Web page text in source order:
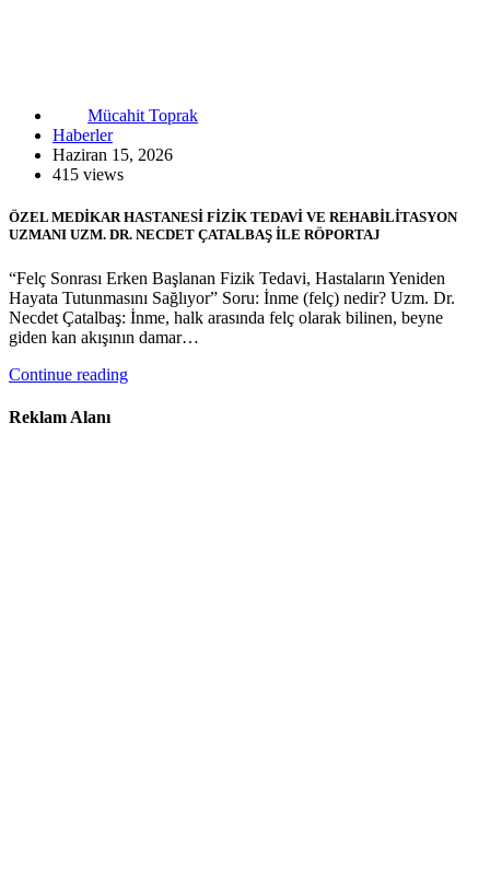
Mücahit Toprak
Haberler
Haziran 15, 2026
415 views
ÖZEL MEDİKAR HASTANESİ FİZİK TEDAVİ VE REHABİLİTASYON
UZMANI UZM. DR. NECDET ÇATALBAŞ İLE RÖPORTAJ
“Felç Sonrası Erken Başlanan Fizik Tedavi, Hastaların Yeniden
Hayata Tutunmasını Sağlıyor” Soru: İnme (felç) nedir? Uzm. Dr.
Necdet Çatalbaş: İnme, halk arasında felç olarak bilinen, beyne
giden kan akışının damar…
Continue reading
Reklam Alanı